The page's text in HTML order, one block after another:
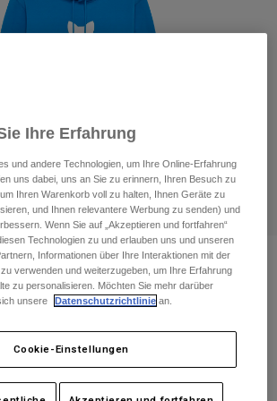
Zubehör
Hoodie
40% OFF
Ihre Erfahrung
und andere Technologien, um Ihre Online-Erfahrung
uns dabei, uns an Sie zu erinnern, Ihren Besuch zu
Ihren Warenkorb voll zu halten, Ihnen Geräte zu
und Ihnen relevantere Werbung zu senden) und
Wenn Sie auf „Akzeptieren und fortfahren“
Technologien zu und erlauben uns und unseren
Informationen über Ihre Interaktionen mit der
verwenden und weiterzugeben, um Ihre Erfahrung
zu personalisieren. Möchten Sie mehr darüber
unsere
Datenschutzrichtlinie an.
Cookie-Einstellungen